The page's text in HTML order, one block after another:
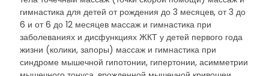
гимнастика для детей от рождения до 3 месяцев, от 3 до
6 и от 6 до 12 месяцев массаж и гимнастика при
заболеваниях и дисфункциях ЖКТ у детей первого года
жизни (колики, запоры) массаж и гимнастика при
синдроме мышечной гипотонии, гипертонии, асимметрии